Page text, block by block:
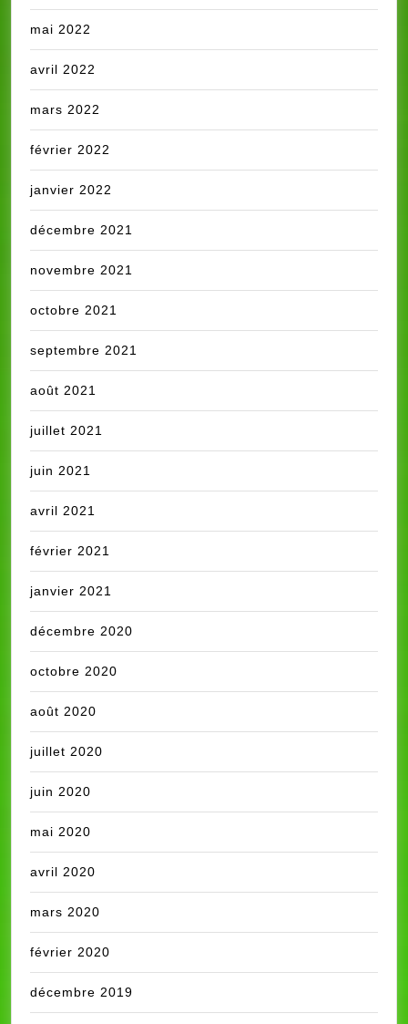
mai 2022
avril 2022
mars 2022
février 2022
janvier 2022
décembre 2021
novembre 2021
octobre 2021
septembre 2021
août 2021
juillet 2021
juin 2021
avril 2021
février 2021
janvier 2021
décembre 2020
octobre 2020
août 2020
juillet 2020
juin 2020
mai 2020
avril 2020
mars 2020
février 2020
décembre 2019